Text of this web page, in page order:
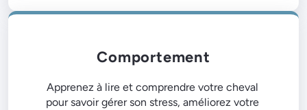
Comportement
Apprenez à lire et comprendre votre cheval
pour savoir gérer son stress, améliorez votre